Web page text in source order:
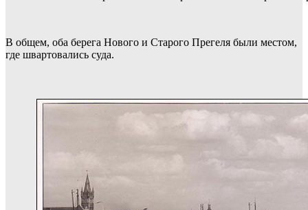
В общем, оба берега Нового и Старого Прегеля были местом,
где швартовались суда.